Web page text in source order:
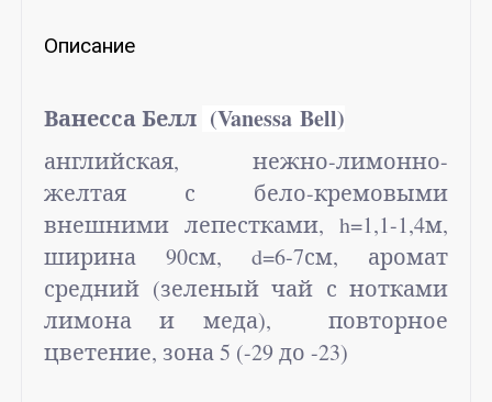
Описание
Ванесса Белл (Vanessa Bell)
английская, нежно-лимонно-
желтая с бело-кремовыми
внешними лепестками, h=1,1-1,4м,
ширина 90см, d=6-7см, аромат
средний (зеленый чай с нотками
лимона и меда), повторное
цветение, зона 5 (-29 до -23)